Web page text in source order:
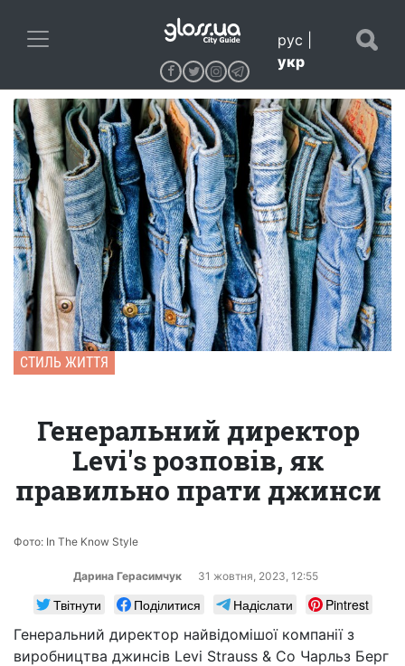
рус
укр
СТИЛЬ ЖИТТЯ
Генеральний директор
Levi's розповів, як
правильно прати джинси
Фото: In The Know Style
Дарина Герасимчук 31 жовтня, 2023, 12:55
Твітнути Поділитися Надіслати
Pintrest
Генеральний директор найвідомішої компанії з
виробництва джинсів Levi Strauss & Co Чарльз Берг